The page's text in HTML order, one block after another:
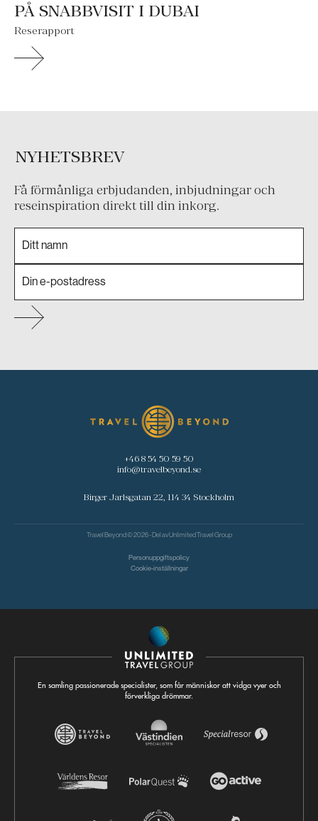
PÅ SNABBVISIT I DUBAI
Reserapport
NYHETSBREV
Få förmånliga erbjudanden, inbjudningar och
reseinspiration direkt till din inkorg.
+46 8 54 50 59 50
info@travelbeyond.se
Birger Jarlsgatan 22, 114 34 Stockholm
Travel Beyond © 2026 - Del avUnlimited Travel Group
Personuppgiftspolicy
Cookie-inställningar
En samling passionerade specialister, som får människor att vidga vyer och
förverkliga drömmar.